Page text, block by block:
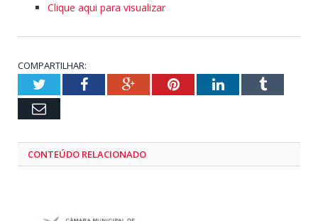
Clique aqui para visualizar
COMPARTILHAR:
TwitterFacebookGoogle+PinterestLinkedInTumblr
Email
CONTEÚDO RELACIONADO